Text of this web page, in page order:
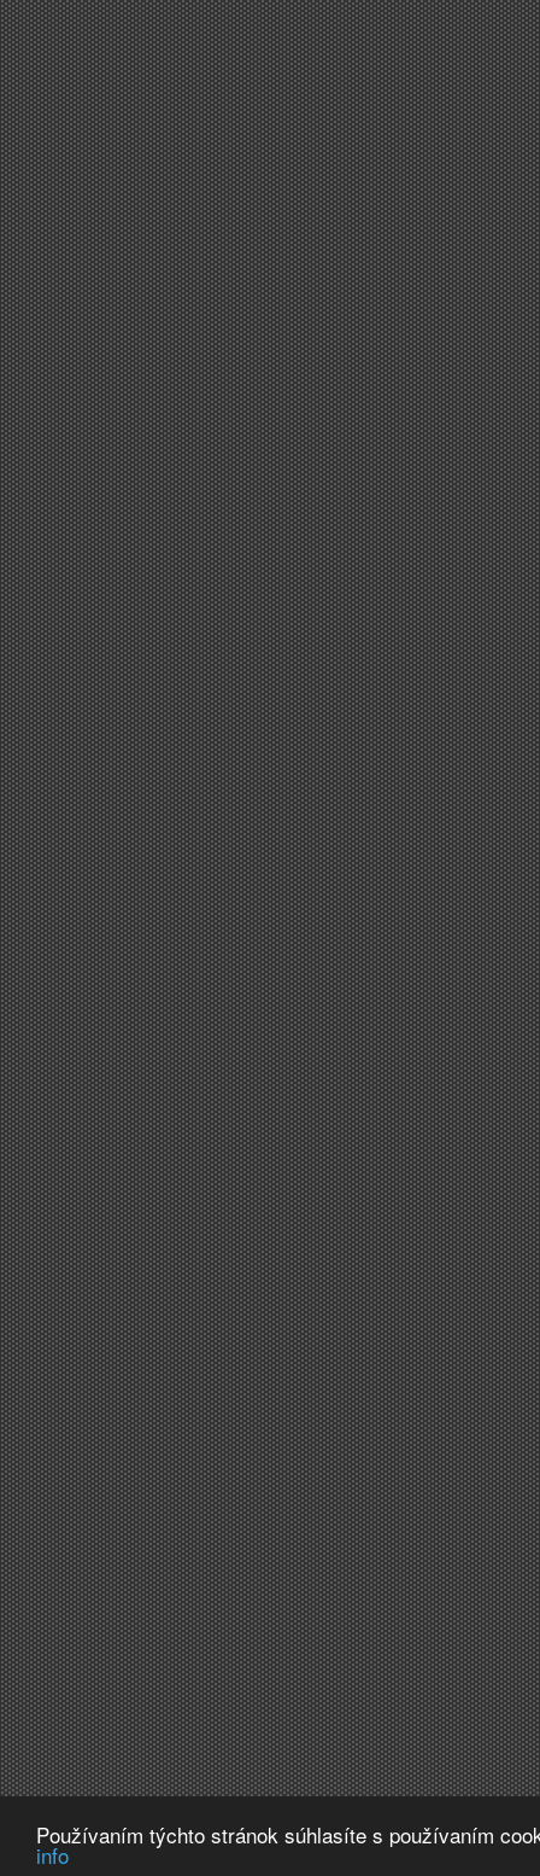
Používaním týchto stránok súhlasíte s používaním
info